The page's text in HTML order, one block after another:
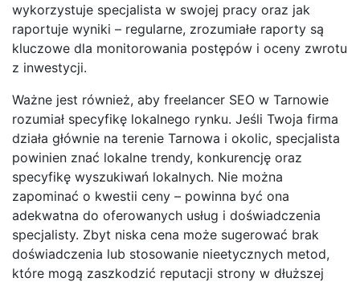
wykorzystuje specjalista w swojej pracy oraz jak
raportuje wyniki – regularne, zrozumiałe raporty są
kluczowe dla monitorowania postępów i oceny zwrotu
z inwestycji.
Ważne jest również, aby freelancer SEO w Tarnowie
rozumiał specyfikę lokalnego rynku. Jeśli Twoja firma
działa głównie na terenie Tarnowa i okolic, specjalista
powinien znać lokalne trendy, konkurencję oraz
specyfikę wyszukiwań lokalnych. Nie można
zapominać o kwestii ceny – powinna być ona
adekwatna do oferowanych usług i doświadczenia
specjalisty. Zbyt niska cena może sugerować brak
doświadczenia lub stosowanie nieetycznych metod,
które mogą zaszkodzić reputacji strony w dłuższej